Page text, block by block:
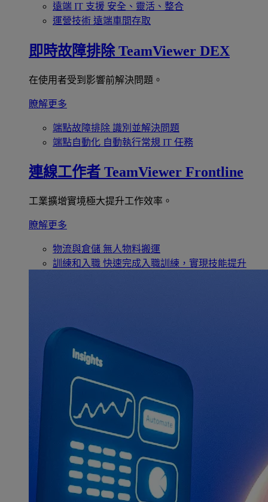
遠端 IT 支援 安全、靈活、整合
運營技術 遠端車間存取
即時故障排除 TeamViewer DEX
在使用者受到影響前解決問題。
瞭解更多
端點故障排除 識別並解決問題
端點自動化 自動執行常規 IT 任務
連線工作者 TeamViewer Frontline
工業擴增實境極大提升工作效率。
瞭解更多
物流與倉儲 無人物料搬運
訓練和入職 快速完成入職訓練，實現技能提升